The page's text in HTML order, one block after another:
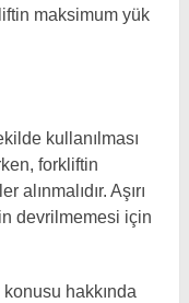
maksimum yük
kullanılması
forkliftin
Aşırı
devrilmemesi için
konusu hakkında